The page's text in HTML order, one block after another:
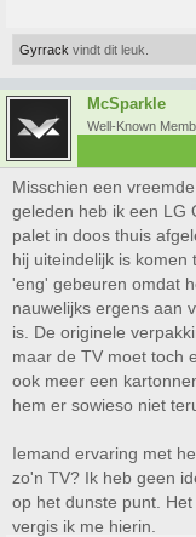
Gyrrack vindt dit leuk.
McSparkle
Well-Known
Misschien een
geleden heb ik een LG
palet in doos thuis
hij uiteindelijk is komen
'eng' gebeuren omdat
nauwelijks ergens aan
is. De originele
maar de TV moet toch
ook meer een
hem er sowieso niet
Iemand ervaring met
zo'n TV? Ik heb geen
op het dunste punt.
vergis ik me hierin.